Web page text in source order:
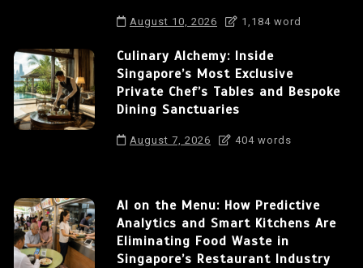
August 10, 2026 1,184 word
Culinary Alchemy: Inside
Singapore’s Most Exclusive
Private Chef’s Tables and Bespoke
Dining Sanctuaries
August 7, 2026 404 words
AI on the Menu: How Predictive
Analytics and Smart Kitchens Are
Eliminating Food Waste in
Singapore’s Restaurant Industry